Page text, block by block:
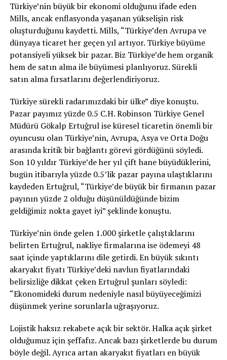
Türkiye’nin büyük bir ekonomi olduğunu ifade eden
Mills, ancak enflasyonda yaşanan yükselişin risk
oluşturduğunu kaydetti. Mills, “Türkiye’den Avrupa ve
dünyaya ticaret her geçen yıl artıyor. Türkiye büyüme
potansiyeli yüksek bir pazar. Biz Türkiye’de hem organik
hem de satın alma ile büyümesi planlıyoruz. Sürekli
satın alma fırsatlarını değerlendiriyoruz.
Türkiye sürekli radarımızdaki bir ülke” diye konuştu.
Pazar payımız yüzde 0.5 C.H. Robinson Türkiye Genel
Müdürü Gökalp Ertuğrul ise küresel ticaretin önemli bir
oyuncusu olan Türkiye’nin, Avrupa, Asya ve Orta Doğu
arasında kritik bir bağlantı görevi gördüğünü söyledi.
Son 10 yıldır Türkiye’de her yıl çift hane büyüdüklerini,
bugün itibarıyla yüzde 0.5’lik pazar payına ulaştıklarını
kaydeden Ertuğrul, “Türkiye’de büyük bir firmanın pazar
payının yüzde 2 olduğu düşünüldüğünde bizim
geldiğimiz nokta gayet iyi” şeklinde konuştu.
Türkiye’nin önde gelen 1.000 şirketle çalıştıklarını
belirten Ertuğrul, nakliye firmalarına ise ödemeyi 48
saat içinde yaptıklarını dile getirdi. En büyük sıkıntı
akaryakıt fiyatı Türkiye’deki navlun fiyatlarındaki
belirsizliğe dikkat çeken Ertuğrul şunları söyledi:
“Ekonomideki durum nedeniyle nasıl büyüyeceğimizi
düşünmek yerine sorunlarla uğraşıyoruz.
Lojistik haksız rekabete açık bir sektör. Halka açık şirket
olduğumuz için şeffafız. Ancak bazı şirketlerde bu durum
böyle değil. Ayrıca artan akaryakıt fiyatları en büyük